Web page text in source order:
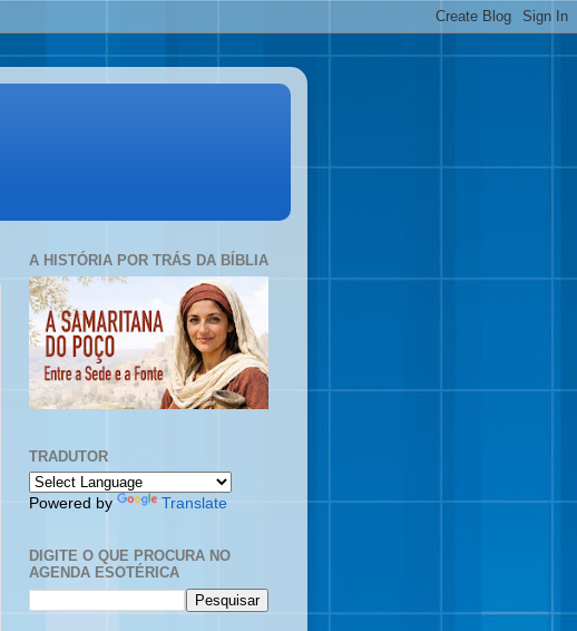
A HISTÓRIA POR TRÁS DA BÍBLIA
TRADUTOR
Powered by Translate
DIGITE O QUE PROCURA NO
AGENDA ESOTÉRICA